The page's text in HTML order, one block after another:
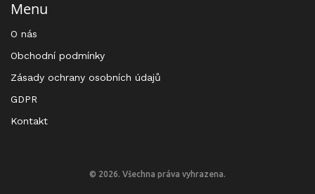
Menu
O nás
Obchodní podmínky
Zásady ochrany osobních údajů
GDPR
Kontakt
© 2026. Všechna práva vyhrazena.